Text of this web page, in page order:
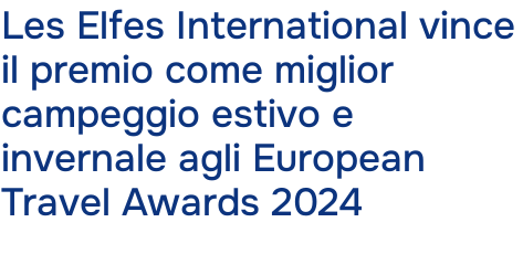
Les Elfes International vince
il premio come miglior
campeggio estivo e
invernale agli European
Travel Awards 2024